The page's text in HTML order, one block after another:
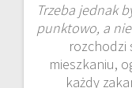
Trzeba jednak
punktowo, a
rozchodzi
mieszkaniu,
każdy